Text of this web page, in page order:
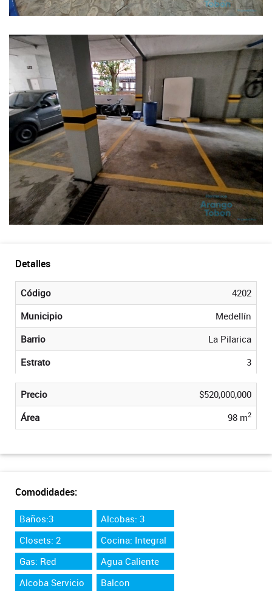
Detalles
Código
4202
Municipio
Medellín
Barrio
La Pilarica
Estrato
3
Precio
$520,000,000
Área
98 m2
Comodidades:
Baños:3
Alcobas: 3
Closets: 2
Cocina: Integral
Gas: Red
Agua Caliente
Alcoba Servicio
Balcon